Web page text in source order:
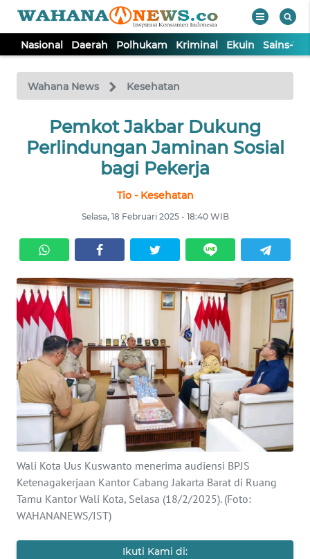
Nasional Daerah Polhukam Kriminal Ekuin Sains-
Wahana News Kesehatan
Pemkot Jakbar Dukung
Perlindungan Jaminan Sosial
bagi Pekerja
Tio - Kesehatan
Selasa, 18 Februari 2025 - 18:40 WIB
Wali Kota Uus Kuswanto menerima audiensi BPJS
Ketenagakerjaan Kantor Cabang Jakarta Barat di Ruang
Tamu Kantor Wali Kota, Selasa (18/2/2025). (Foto:
WAHANANEWS/IST)
Ikuti Kami di:
TV
Tutup
NASIONAL
KRIMINAL
EKUIN
SAINS-TEKNO
KESEHATAN
INTERNASIONAL
SERBA-SERBI
PENDIDIKAN
OLAHRAGA